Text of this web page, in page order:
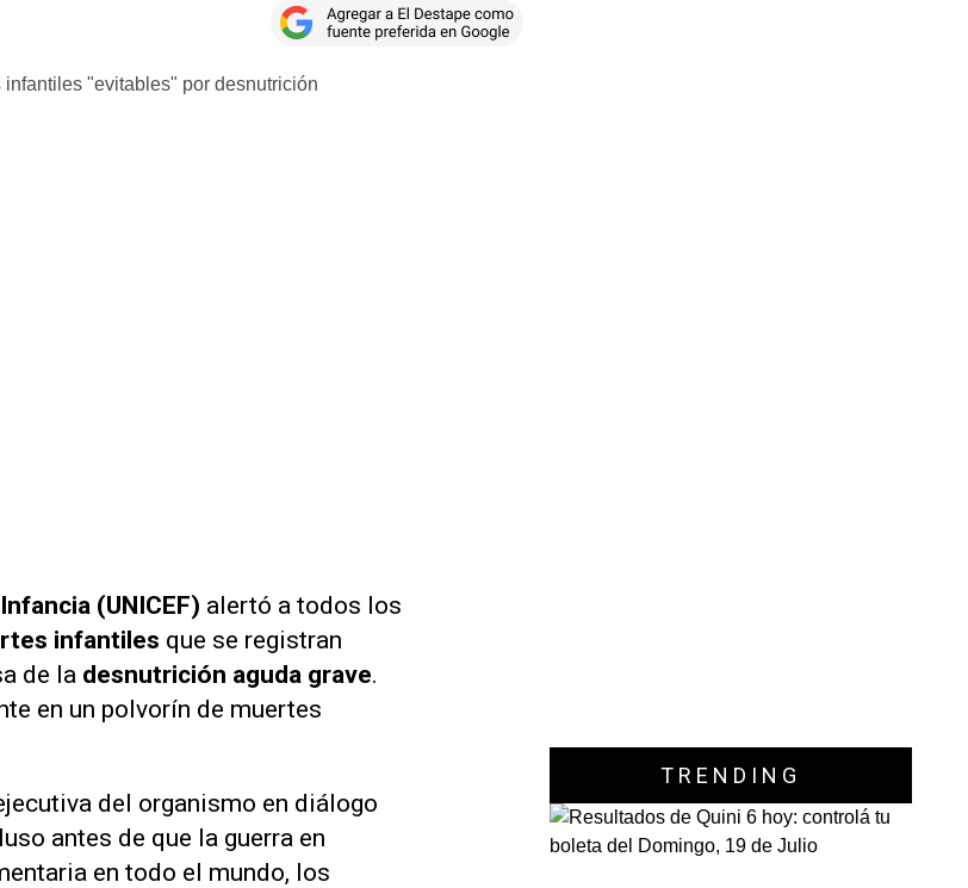
(UNICEF) alertó a todos los
infantiles que se registran
de la desnutrición aguda grave.
en un polvorín de muertes
del organismo en diálogo
antes de que la guerra en
en todo el mundo, los
TRENDING